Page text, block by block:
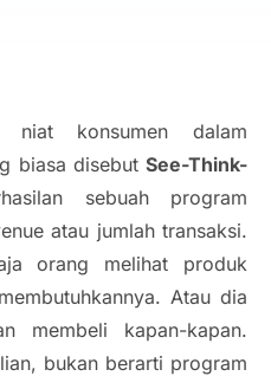
niat konsumen dalam
biasa disebut See-Think-
sebuah program
atau jumlah transaksi.
orang melihat produk
Atau dia
membeli kapan-kapan.
bukan berarti program